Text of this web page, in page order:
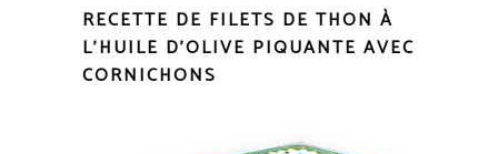
RECETTE DE FILETS DE THON À
L’HUILE D’OLIVE PIQUANTE AVEC
CORNICHONS